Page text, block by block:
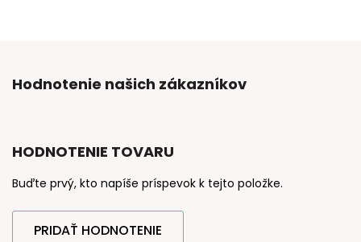
Hodnotenie našich zákazníkov
HODNOTENIE TOVARU
Buďte prvý, kto napíše príspevok k tejto položke.
PRIDAŤ HODNOTENIE